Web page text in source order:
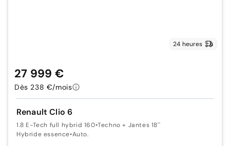
24 heures
Renault Clio 6
1.8 E-Tech full hybrid 160•Techno + Jantes 18''
Hybride essence•Auto.
27 999 €
Dès 238 €/mois